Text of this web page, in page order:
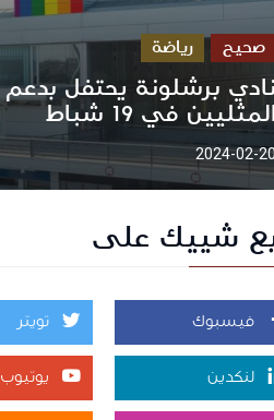
صحيح رياضة
نادي برشلونة يحتفل بدعم
المثليين في 19 شباط
2024-02-
شييك على
فيسبوك تويتر
لنكدين يوتيوب